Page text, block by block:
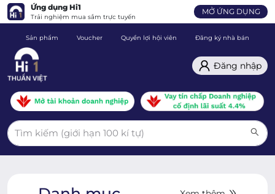
Ứng dụng Hi1
Trải nghiệm mua sắm trực tuyến
MỞ ỨNG DỤNG
Sản phẩm Voucher Quyền lợi hội viên Đăng ký nhà bán
Đăng nhập